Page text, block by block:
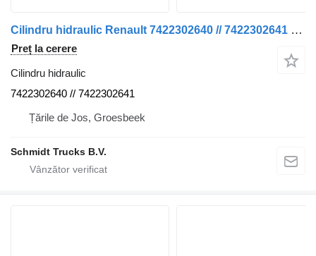
Cilindru hidraulic Renault 7422302640 // 7422302641 KANTEL CILINDER T SERIE EURO 6 R+L pentru camion
Preț la cerere
Cilindru hidraulic
7422302640 // 7422302641
Țările de Jos, Groesbeek
Schmidt Trucks B.V.